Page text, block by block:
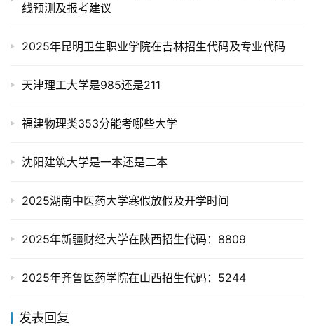
线预测及报考建议
2025年昆明卫生职业学院在吉林招生代码及专业代码
天津理工大学是985还是211
福建物理类353分能考哪些大学
沈阳建筑大学是一本还是二本
2025湖南中医药大学寒假放假及开学时间
2025年新疆财经大学在陕西招生代码：8809
2025年齐鲁医药学院在山西招生代码：5244
发表回复